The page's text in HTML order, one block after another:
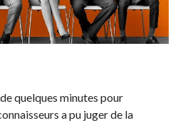
quelques minutes pour
a pu juger de la